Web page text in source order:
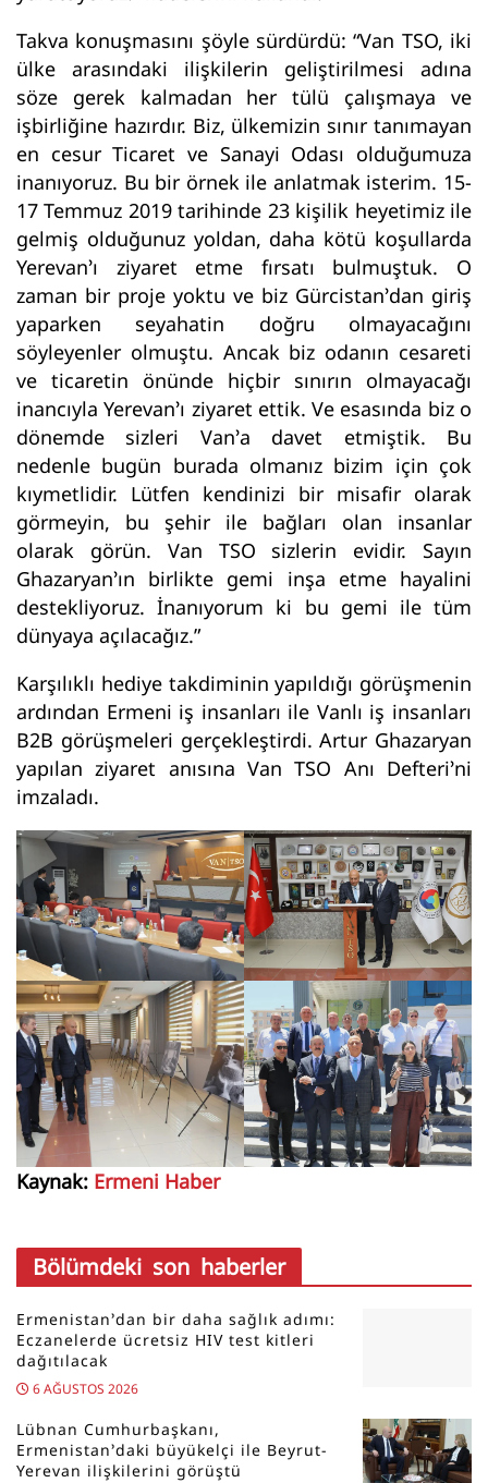
Takva konuşmasını şöyle sürdürdü: “Van TSO, iki
ülke arasındaki ilişkilerin geliştirilmesi adına
söze gerek kalmadan her tülü çalışmaya ve
işbirliğine hazırdır. Biz, ülkemizin sınır tanımayan
en cesur Ticaret ve Sanayi Odası olduğumuza
inanıyoruz. Bu bir örnek ile anlatmak isterim. 15-
17 Temmuz 2019 tarihinde 23 kişilik heyetimiz ile
gelmiş olduğunuz yoldan, daha kötü koşullarda
Yerevan’ı ziyaret etme fırsatı bulmuştuk. O
zaman bir proje yoktu ve biz Gürcistan’dan giriş
yaparken seyahatin doğru olmayacağını
söyleyenler olmuştu. Ancak biz odanın cesareti
ve ticaretin önünde hiçbir sınırın olmayacağı
inancıyla Yerevan’ı ziyaret ettik. Ve esasında biz o
dönemde sizleri Van’a davet etmiştik. Bu
nedenle bugün burada olmanız bizim için çok
kıymetlidir. Lütfen kendinizi bir misafir olarak
görmeyin, bu şehir ile bağları olan insanlar
olarak görün. Van TSO sizlerin evidir. Sayın
Ghazaryan’ın birlikte gemi inşa etme hayalini
destekliyoruz. İnanıyorum ki bu gemi ile tüm
dünyaya açılacağız.”
Karşılıklı hediye takdiminin yapıldığı görüşmenin
ardından Ermeni iş insanları ile Vanlı iş insanları
B2B görüşmeleri gerçekleştirdi. Artur Ghazaryan
yapılan ziyaret anısına Van TSO Anı Defteri’ni
imzaladı.
Kaynak: Ermeni Haber
Bölümdeki son haberler
Ermenistan’dan bir daha sağlık adımı:
Eczanelerde ücretsiz HIV test kitleri
dağıtılacak
6 AĞUSTOS 2026
Lübnan Cumhurbaşkanı,
Ermenistan’daki büyükelçi ile Beyrut-
Yerevan ilişkilerini görüştü